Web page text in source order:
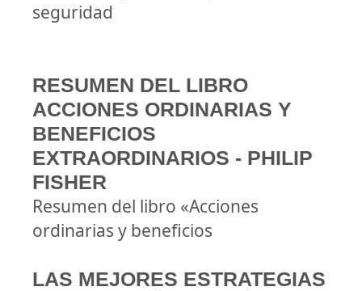
seguridad
RESUMEN DEL LIBRO
ACCIONES ORDINARIAS Y
BENEFICIOS
EXTRAORDINARIOS - PHILIP
FISHER
Resumen del libro «Acciones
ordinarias y beneficios
LAS MEJORES ESTRATEGIAS